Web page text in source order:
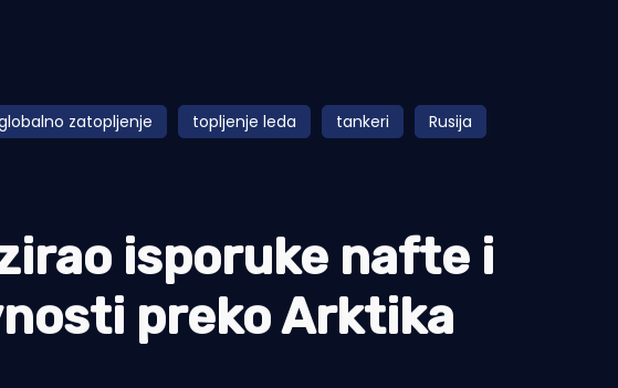
zatopljenje topljenje leda tankeri Rusija
isporuke nafte i
preko Arktika